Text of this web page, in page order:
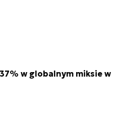
w globalnym miksie w